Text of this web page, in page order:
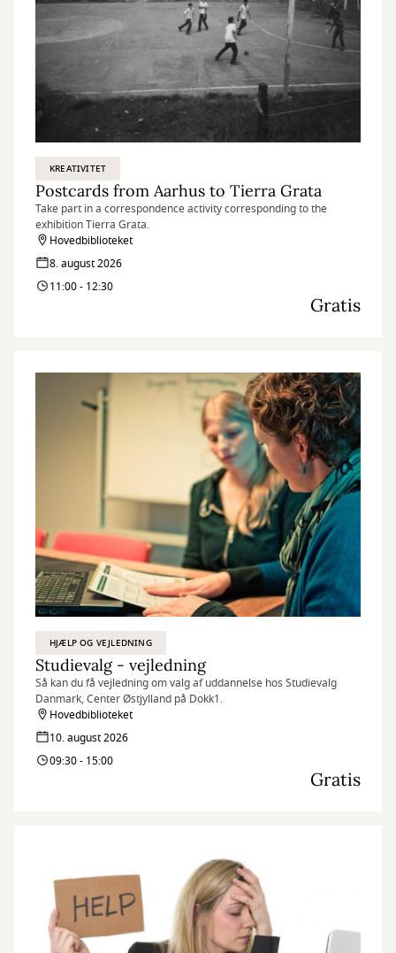
KREATIVITET
Postcards from Aarhus to Tierra Grata
Take part in a correspondence activity corresponding to the
exhibition Tierra Grata.
Hovedbiblioteket
8. august 2026
11:00 - 12:30
Gratis
HJÆLP OG VEJLEDNING
Studievalg - vejledning
Så kan du få vejledning om valg af uddannelse hos Studievalg
Danmark, Center Østjylland på Dokk1.
Hovedbiblioteket
10. august 2026
09:30 - 15:00
Gratis